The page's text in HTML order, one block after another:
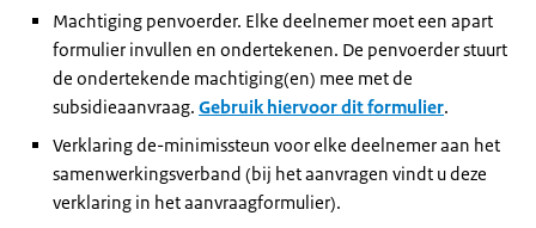
Machtiging penvoerder. Elke deelnemer moet een apart
formulier invullen en ondertekenen. De penvoerder stuurt
de ondertekende machtiging(en) mee met de
subsidieaanvraag. Gebruik hiervoor dit formulier.
Verklaring de-minimissteun voor elke deelnemer aan het
samenwerkingsverband (bij het aanvragen vindt u deze
verklaring in het aanvraagformulier).